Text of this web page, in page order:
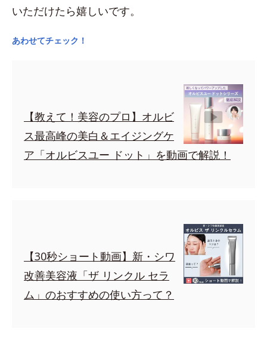
いただけたら嬉しいです。
あわせてチェック！
【教えて！美容のプロ】オルビ
ス最高峰の美白＆エイジングケ
ア「オルビスユー ドット」を動画で解説！
【30秒ショート動画】新・シワ
改善美容液「ザ リンクル セラ
ム」のおすすめの使い方って？